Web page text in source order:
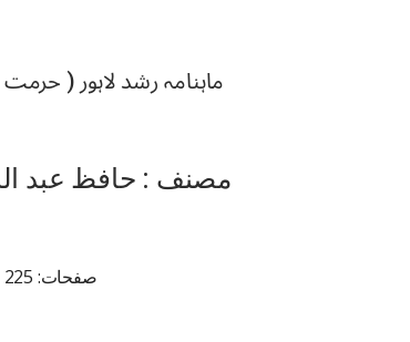
ماہنامہ رشد لاہور (
مصنف : حافظ عبد
صفحات: 225